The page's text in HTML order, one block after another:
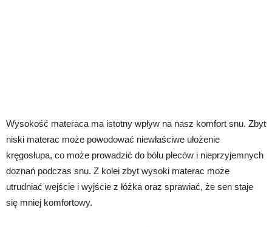
Wysokość materaca ma istotny wpływ na nasz komfort snu. Zbyt
niski materac może powodować niewłaściwe ułożenie
kręgosłupa, co może prowadzić do bólu pleców i nieprzyjemnych
doznań podczas snu. Z kolei zbyt wysoki materac może
utrudniać wejście i wyjście z łóżka oraz sprawiać, że sen staje
się mniej komfortowy.